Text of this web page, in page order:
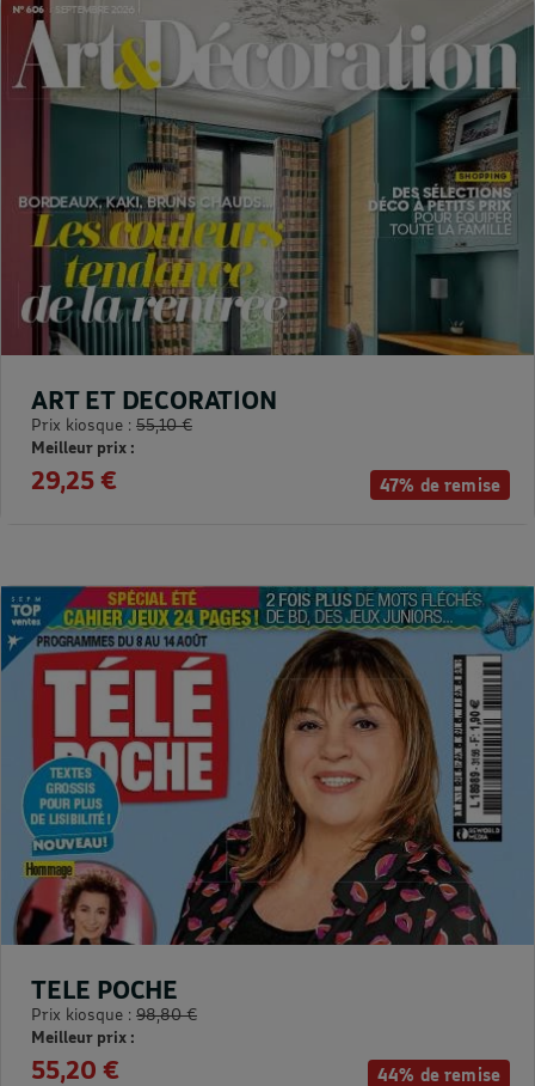
47% de remise
ART ET DECORATION
Prix kiosque : 55,10 €
Meilleur prix :
29,25 €
44% de remise
TELE POCHE
Prix kiosque : 98,80 €
Meilleur prix :
55,20 €